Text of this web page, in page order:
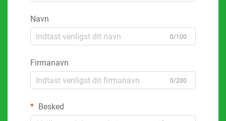
Navn
0/100
Firmanavn
0/200
Besked